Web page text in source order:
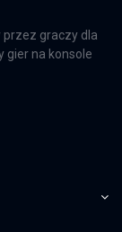
przez graczy dla
gier na konsole